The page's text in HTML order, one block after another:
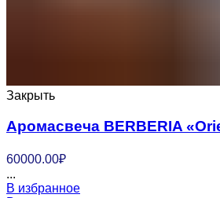
Закрыть
Аромасвеча BERBERIA
60000.00₽
...
В избранное